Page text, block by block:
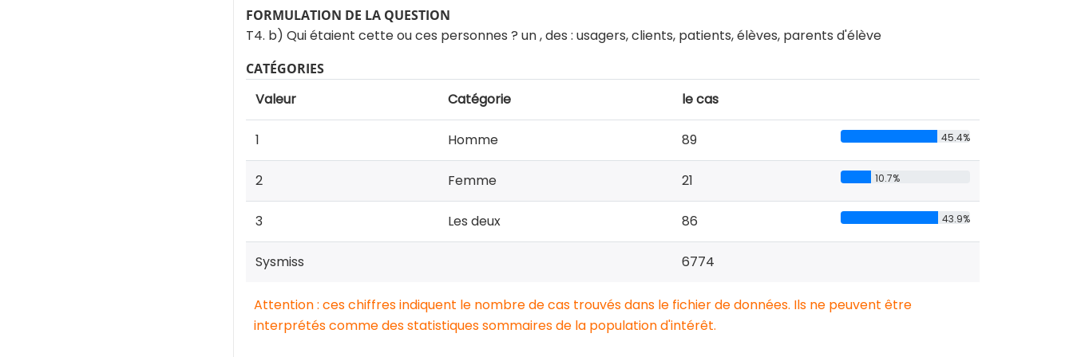
FORMULATION DE LA QUESTION
T4. b) Qui étaient cette ou ces personnes ? un , des : usagers, clients, patients, élèves, parents d'élève
CATÉGORIES
Valeur Catégorie le cas
1 Homme 89 45.4%
2 Femme 21 10.7%
3 Les deux 86 43.9%
Sysmiss 6774
Attention : ces chiffres indiquent le nombre de cas trouvés dans le fichier de données. Ils ne peuvent être
interprétés comme des statistiques sommaires de la population d'intérêt.